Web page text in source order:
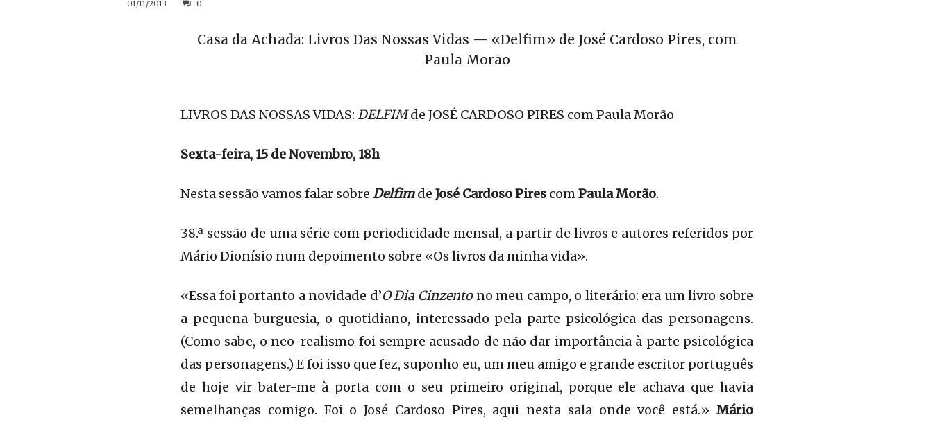
01/11/2013 0
Casa da Achada: Livros Das Nossas Vidas — «Delfim» de José Cardoso Pires, com
Paula Morão
LIVROS DAS NOSSAS VIDAS: DELFIMde JOSÉ CARDOSO PIRES com Paula Morão
Sexta-feira, 15 de Novembro, 18h
Nesta sessão vamos falar sobre Delfimde José Cardoso Pires comPaula Morão.
38.ª sessão de uma série com periodicidade mensal, a partir de livros e autores referidos por
Mário Dionísio num depoimento sobre «Os livros da minha vida».
«Essa foi portanto a novidade d’O Dia Cinzentono meu campo, o literário: era um livro sobre
a pequena-burguesia, o quotidiano, interessado pela parte psicológica das personagens.
(Como sabe, o neo-realismo foi sempre acusado de não dar importância à parte psicológica
das personagens.) E foi isso que fez, suponho eu, um meu amigo e grande escritor português
de hoje vir bater-me à porta com o seu primeiro original, porque ele achava que havia
semelhanças comigo. Foi o José Cardoso Pires, aqui nesta sala onde você está.» Mário